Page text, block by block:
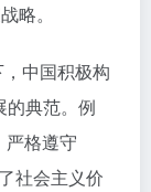
略。
中国积极构
的典范。例
格遵守
社会主义价